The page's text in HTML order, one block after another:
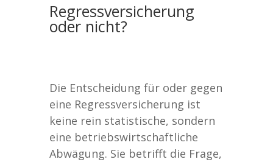
Regressversicherung
oder nicht?
Die Entscheidung für oder gegen
eine Regressversicherung ist
keine rein statistische, sondern
eine betriebswirtschaftliche
Abwägung. Sie betrifft die Frage,